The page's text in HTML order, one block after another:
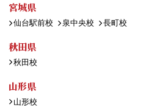
宮城県
仙台駅前校 泉中央校 長町校
秋田県
秋田校
山形県
山形校